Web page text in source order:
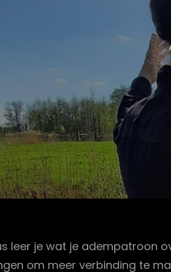
leer je wat je adempatroon
om meer verbinding te